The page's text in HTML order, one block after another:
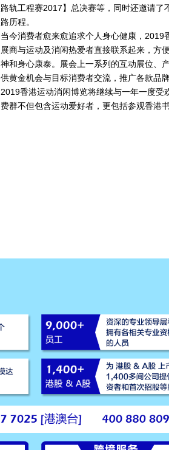
路轨工程赛2017】总决赛等，同时还邀请
路历程。
当今消费者愈来愈追求个人身心健康，
展商与运动及消闲热爱者直接联系起来，方
神和身心康泰。展会上一系列的互动展位、
供黄金机会与目标消费者交流，推广各款品
2019香港运动消闲博览将继续与一年一度
费群不但包含运动爱好者，更包括参观香港